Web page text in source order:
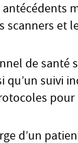
scanners et
de santé
qu’un suivi
d’un